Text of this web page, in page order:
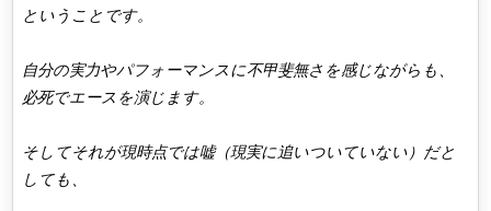
ということです。
自分の実力やパフォーマンスに不甲斐無さを感じながらも、
必死でエースを演じます。
そしてそれが現時点では嘘（現実に追いついていない）だと
しても、